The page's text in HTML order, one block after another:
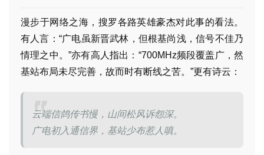
漫步于网络之海，搜罗各路英雄豪杰对此事的看法。
有人言：“广电虽新晋武林，但根基尚浅，信号不佳乃
情理之中。”亦有高人指出：“700MHz频段覆盖广，然
基站布局未尽完善，故而时有断线之苦。”更有诗云：
云端信鸽传书慢，山间松风诉怨深。
广电初入通信界，基站少布惹人嗔。